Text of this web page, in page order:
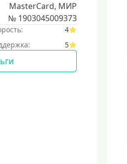
MasterCard, МИР
№ 1903045009373
4
5